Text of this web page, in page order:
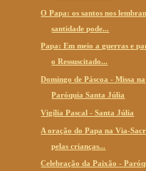
O Papa: os santos nos
santidade pode...
Papa: Em meio a guerras e
o Ressuscitado...
Domingo de Páscoa - Missa na
Paróquia Santa Júlia
Vigília Pascal - Santa Júlia
A oração do Papa na Via-
pelas crianças...
Celebração da Paixão -